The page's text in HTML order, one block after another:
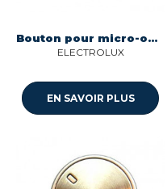
Bouton pour micro-ondes Electrolux 5029041100
ELECTROLUX
EN SAVOIR PLUS